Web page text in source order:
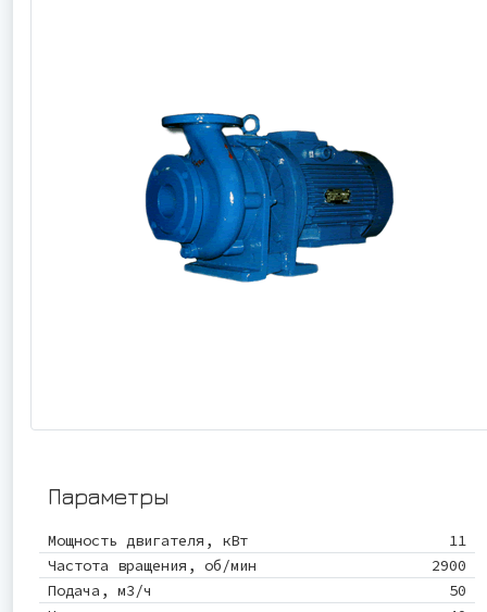
Параметры
Мощность двигателя, кВт
11
Частота вращения, об/мин
2900
Подача, м3/ч
50